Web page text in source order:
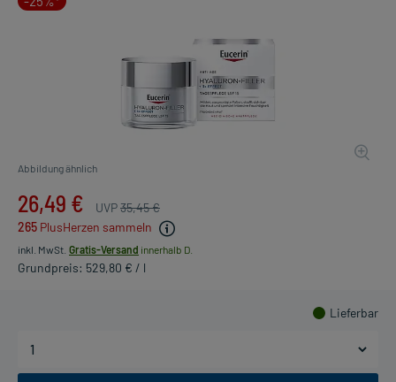
Abbildung ähnlich
26,49 € UVP35,45 €
265 PlusHerzen sammeln
inkl. MwSt. Gratis-Versand innerhalb D.
Grundpreis: 529,80 € / l
Lieferbar